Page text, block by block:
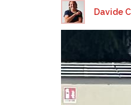
Davide